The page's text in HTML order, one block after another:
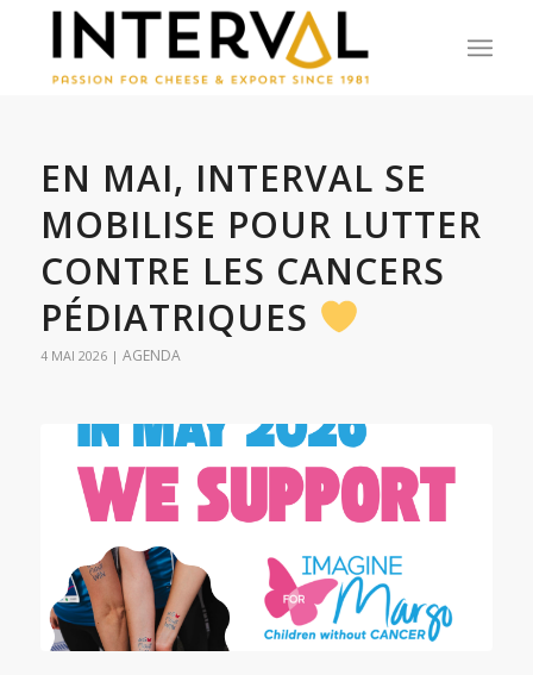
EN MAI, INTERVAL SE
MOBILISE POUR LUTTER
CONTRE LES CANCERS
PÉDIATRIQUES
4 MAI 2026 AGENDA